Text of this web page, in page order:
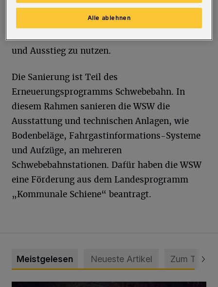
empfehlen Fahrgästen mit
Mobilitätseinschränkung, die Haltestellen
und Ausstieg zu nutzen.
Die Sanierung ist Teil des
Erneuerungsprogramms Schwebebahn. In
diesem Rahmen sanieren die WSW die
Ausstattung und technischen Anlagen, wie
Bodenbeläge, Fahrgastinformations-Systeme
und Aufzüge, an mehreren
Schwebebahnstationen. Dafür haben die WSW
eine Förderung aus dem Landesprogramm
„Kommunale Schiene“ beantragt.
Meistgelesen Neueste Artikel Zum Thema
Alle ablehnen